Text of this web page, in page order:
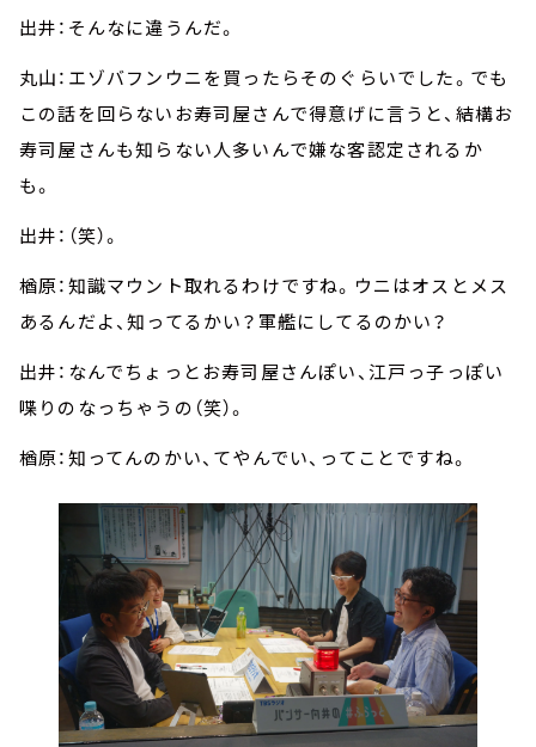
出井：そんなに違うんだ。
丸山：エゾバフンウニを買ったらそのぐらいでした。でも
この話を回らないお寿司屋さんで得意げに言うと、結構お
寿司屋さんも知らない人多いんで嫌な客認定されるか
も。
出井：（笑）。
楢原：知識マウント取れるわけですね。ウニはオスとメス
あるんだよ、知ってるかい？軍艦にしてるのかい？
出井：なんでちょっとお寿司屋さんぽい、江戸っ子っぽい
喋りのなっちゃうの（笑）。
楢原：知ってんのかい、てやんでい、ってことですね。